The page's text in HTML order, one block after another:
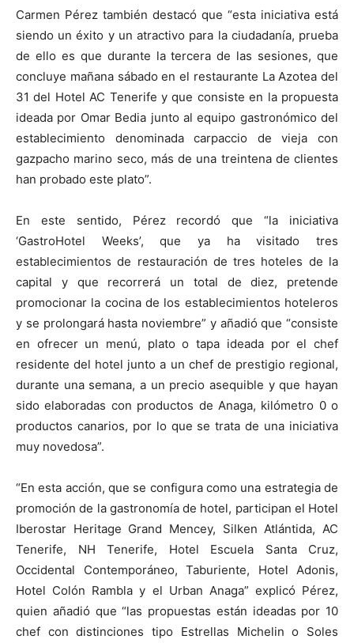
Carmen Pérez también destacó que “esta iniciativa está
siendo un éxito y un atractivo para la ciudadanía, prueba
de ello es que durante la tercera de las sesiones, que
concluye mañana sábado en el restaurante La Azotea del
31 del Hotel AC Tenerife y que consiste en la propuesta
ideada por Omar Bedia junto al equipo gastronómico del
establecimiento denominada carpaccio de vieja con
gazpacho marino seco, más de una treintena de clientes
han probado este plato”.
En este sentido, Pérez recordó que “la iniciativa
‘GastroHotel Weeks’, que ya ha visitado tres
establecimientos de restauración de tres hoteles de la
capital y que recorrerá un total de diez, pretende
promocionar la cocina de los establecimientos hoteleros
y se prolongará hasta noviembre” y añadió que “consiste
en ofrecer un menú, plato o tapa ideada por el chef
residente del hotel junto a un chef de prestigio regional,
durante una semana, a un precio asequible y que hayan
sido elaboradas con productos de Anaga, kilómetro 0 o
productos canarios, por lo que se trata de una iniciativa
muy novedosa”.
“En esta acción, que se configura como una estrategia de
promoción de la gastronomía de hotel, participan el Hotel
Iberostar Heritage Grand Mencey, Silken Atlántida, AC
Tenerife, NH Tenerife, Hotel Escuela Santa Cruz,
Occidental Contemporáneo, Taburiente, Hotel Adonis,
Hotel Colón Rambla y el Urban Anaga” explicó Pérez,
quien añadió que “las propuestas están ideadas por 10
chef con distinciones tipo Estrellas Michelin o Soles